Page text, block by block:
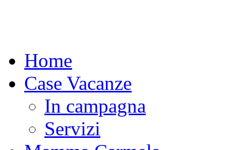
Home
Case Vacanze
In campagna
Servizi